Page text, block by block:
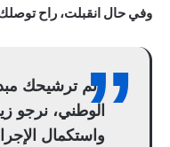
وفي حال انقبلت، راح
“تم ترشيحك
الوطني، نرجو
واستكمال